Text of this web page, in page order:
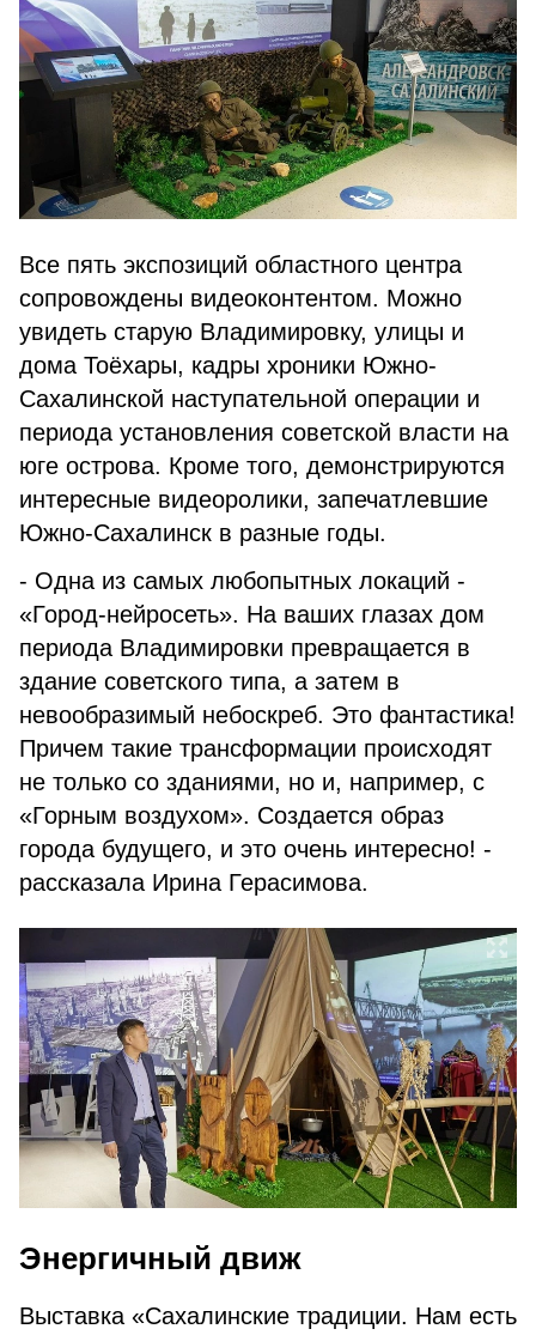
Все пять экспозиций областного центра
сопровождены видеоконтентом. Можно
увидеть старую Владимировку, улицы и
дома Тоёхары, кадры хроники Южно-
Сахалинской наступательной операции и
периода установления советской власти на
юге острова. Кроме того, демонстрируются
интересные видеоролики, запечатлевшие
Южно-Сахалинск в разные годы.
- Одна из самых любопытных локаций -
«Город-нейросеть». На ваших глазах дом
периода Владимировки превращается в
здание советского типа, а затем в
невообразимый небоскреб. Это фантастика!
Причем такие трансформации происходят
не только со зданиями, но и, например, с
«Горным воздухом». Создается образ
города будущего, и это очень интересно! -
рассказала Ирина Герасимова.
Энергичный движ
Выставка «Сахалинские традиции. Нам есть